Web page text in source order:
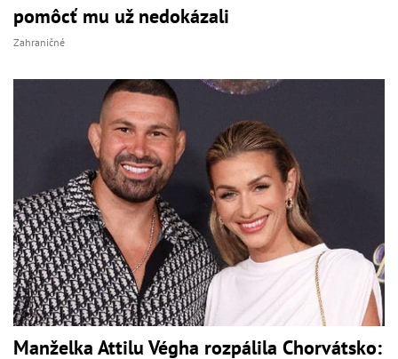
pomôcť mu už nedokázali
Zahraničné
Manželka Attilu Végha rozpálila Chorvátsko: